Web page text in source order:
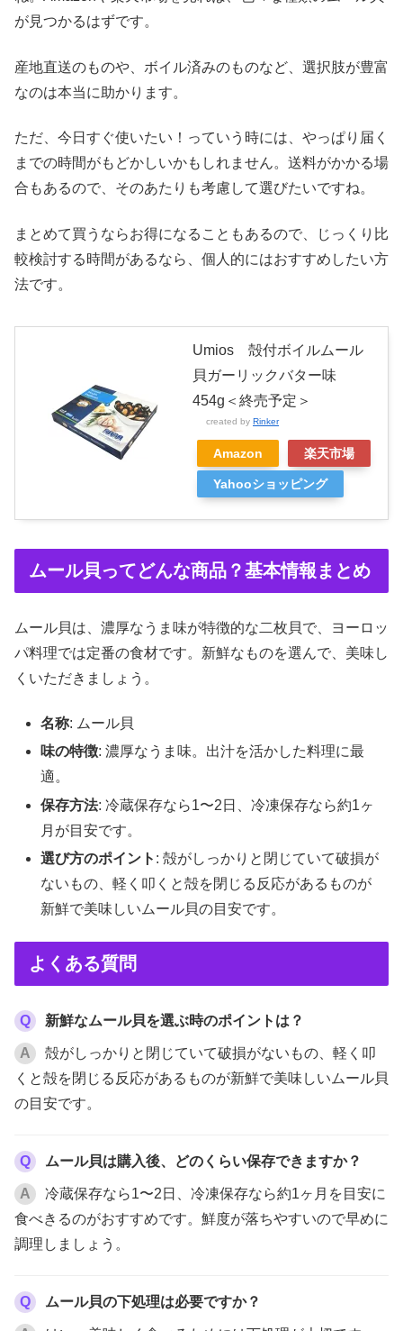
が見つかるはずです。
産地直送のものや、ボイル済みのものなど、選択肢が豊富
なのは本当に助かります。
ただ、今日すぐ使いたい！っていう時には、やっぱり届く
までの時間がもどかしいかもしれません。送料がかかる場
合もあるので、そのあたりも考慮して選びたいですね。
まとめて買うならお得になることもあるので、じっくり比
較検討する時間があるなら、個人的にはおすすめしたい方
法です。
Umios 殻付ボイルムール
貝ガーリックバター味
454g＜終売予定＞
created by Rinker
Amazon 楽天市場
Yahooショッピング
ムール貝ってどんな商品？基本情報まとめ
ムール貝は、濃厚なうま味が特徴的な二枚貝で、ヨーロッ
パ料理では定番の食材です。新鮮なものを選んで、美味し
くいただきましょう。
名称: ムール貝
味の特徴: 濃厚なうま味。出汁を活かした料理に最
適。
保存方法: 冷蔵保存なら1〜2日、冷凍保存なら約1ヶ
月が目安です。
選び方のポイント : 殻がしっかりと閉じていて破損が
ないもの、軽く叩くと殻を閉じる反応があるものが
新鮮で美味しいムール貝の目安です。
よくある質問
Q 新鮮なムール貝を選ぶ時のポイントは？
A
殻がしっかりと閉じていて破損がないもの、軽く叩
くと殻を閉じる反応があるものが新鮮で美味しいムール貝
の目安です。
Q ムール貝は購入後、どのくらい保存できますか？
A
冷蔵保存なら1〜2日、冷凍保存なら約1ヶ月を目安に
食べきるのがおすすめです。鮮度が落ちやすいので早めに
調理しましょう。
Q ムール貝の下処理は必要ですか？